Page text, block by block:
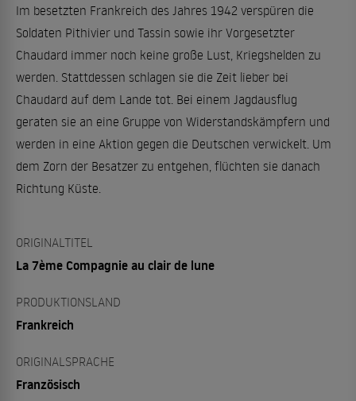
Im besetzten Frankreich des Jahres 1942 verspüren die
Soldaten Pithivier und Tassin sowie ihr Vorgesetzter
Chaudard immer noch keine große Lust, Kriegshelden zu
werden. Stattdessen schlagen sie die Zeit lieber bei
Chaudard auf dem Lande tot. Bei einem Jagdausflug
geraten sie an eine Gruppe von Widerstandskämpfern und
werden in eine Aktion gegen die Deutschen verwickelt. Um
dem Zorn der Besatzer zu entgehen, flüchten sie danach
Richtung Küste.
ORIGINALTITEL
La 7ème Compagnie au clair de lune
PRODUKTIONSLAND
Frankreich
ORIGINALSPRACHE
Französisch